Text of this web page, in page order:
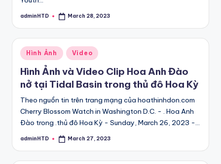
Posted
adminHTD March 28, 2023
Posted
in
Hình Ảnh Video
Hình Ảnh và Video Clip Hoa Anh Đào
nở tại Tidal Basin trong thủ đô Hoa Kỳ
Theo nguồn tin trên trang mạng của hoathinhdon.com
Cherry Blossom Watch in Washington D.C. - . Hoa Anh
Đào trong .thủ đô Hoa Kỳ - Sunday, March 26, 2023 -…
Posted
adminHTD March 27, 2023